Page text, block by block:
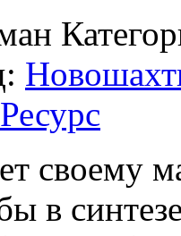
своему
в